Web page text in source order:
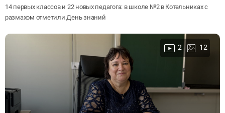
14 первых классов и 22 новых педагога: в школе №2 в Котельниках с
размахом отметили День знаний
2 12